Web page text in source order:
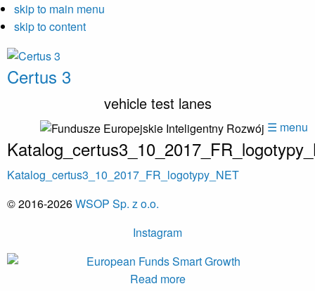
skip to main menu
skip to content
Certus 3
vehicle test lanes
☰ menu
Katalog_certus3_10_2017_FR_logotypy_NET
© 2016-2026WSOP Sp. z o.o.
Instagram
Read more